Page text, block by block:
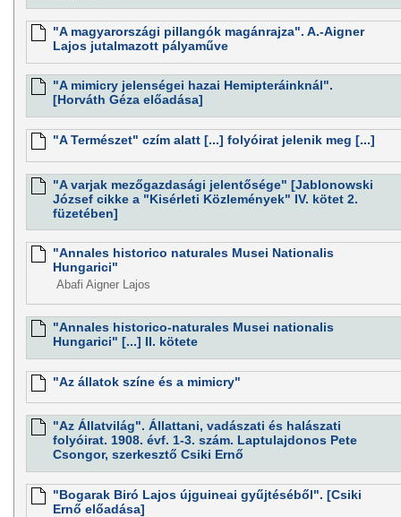
"A magyarországi pillangók magánrajza". A.-Aigner
Lajos jutalmazott pályaműve
"A mimicry jelenségei hazai Hemipteráinknál".
[Horváth Géza előadása]
"A Természet" czím alatt [...] folyóirat jelenik meg [...]
"A varjak mezőgazdasági jelentősége" [Jablonowski
József cikke a "Kisérleti Közlemények" IV. kötet 2.
füzetében]
"Annales historico naturales Musei Nationalis
Hungarici"
Abafi Aigner Lajos
"Annales historico-naturales Musei nationalis
Hungarici" [...] II. kötete
"Az állatok színe és a mimicry"
"Az Állatvilág". Állattani, vadászati és halászati
folyóirat. 1908. évf. 1-3. szám. Laptulajdonos Pete
Csongor, szerkesztő Csiki Ernő
"Bogarak Biró Lajos újguineai gyűjtéséből". [Csiki
Ernő előadása]